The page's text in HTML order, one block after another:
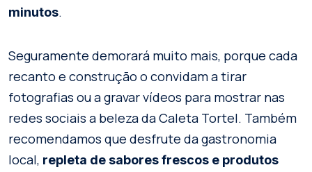
minutos.
Seguramente demorará muito mais, porque cada
recanto e construção o convidam a tirar
fotografias ou a gravar vídeos para mostrar nas
redes sociais a beleza da Caleta Tortel. Também
recomendamos que desfrute da gastronomia
local, repleta de sabores frescos e produtos